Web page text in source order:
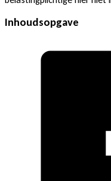
Inhoudsopgave